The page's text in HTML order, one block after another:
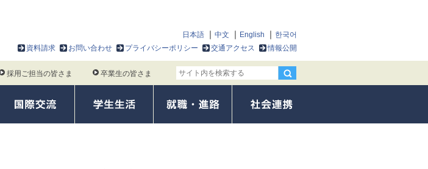
日本語 中文 English
한국어
資料請求
お問い合わせ プライバシーポリシー 交通アクセス 情報公開
採用ご担当の皆さま 卒業生の皆さま